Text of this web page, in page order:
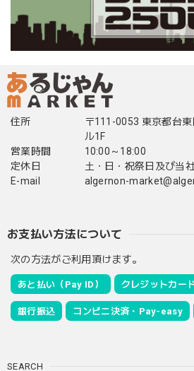
住所
〒111-0053 東京都台
ル1F
営業時間
10:00～18:00
定休日
土・日・祝祭日及び当
E-mail
algernon-
お支払い方法について
次の方法がご利用頂けます。
あと払い（Pay ID） クレジットカー
銀行振込 コンビニ決済・Pay-easy
SEARCH